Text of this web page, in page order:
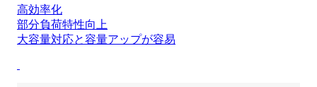
高効率化
部分負荷特性向上
大容量対応と容量アップが容易